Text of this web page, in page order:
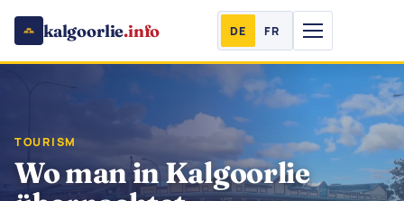
kalgoorlie.info DE FR
TOURISM
Wo man in Kalgoorlie